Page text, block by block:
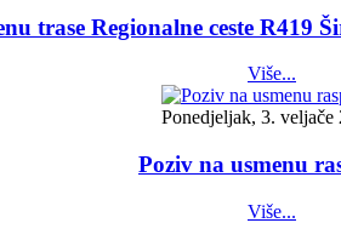
trase Regionalne ceste
Više...
Ponedjeljak, 3. veljače
Poziv na usmenu
Više...